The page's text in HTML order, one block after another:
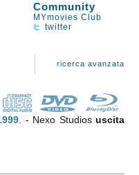
Community
MYmovies Club
twitter
ricerca avanzata
. - Nexo Studiosuscita